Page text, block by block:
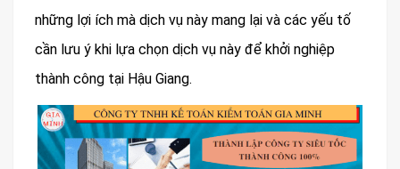
những lợi ích mà dịch vụ này mang lại và các yếu tố
cần lưu ý khi lựa chọn dịch vụ này để khởi nghiệp
thành công tại Hậu Giang.